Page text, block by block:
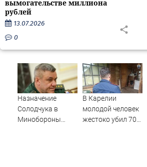
вымогательстве миллиона
рублей
13.07.2026
0
Назначение
Солодчука в
Минобороны
В Карелии
молодой человек
жестоко убил 70-